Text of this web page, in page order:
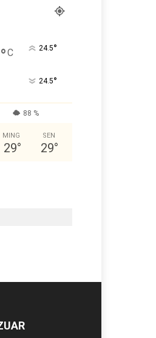
°C 24.5°
24.5°
88 %
MING
29°
SEN
29°